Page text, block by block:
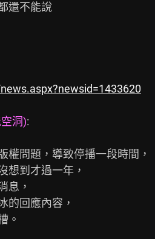
還不能說
洞):
權問題，導致停播一段時間，
想到才過一年，
息，
的回應內容，
。